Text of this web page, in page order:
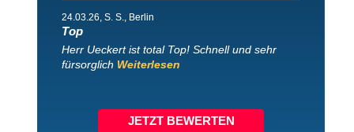
24.03.26 , S. S., Berlin
Top
Herr Ueckert ist total Top! Schnell und sehr
fürsorglich Weiterlesen
JETZT BEWERTEN